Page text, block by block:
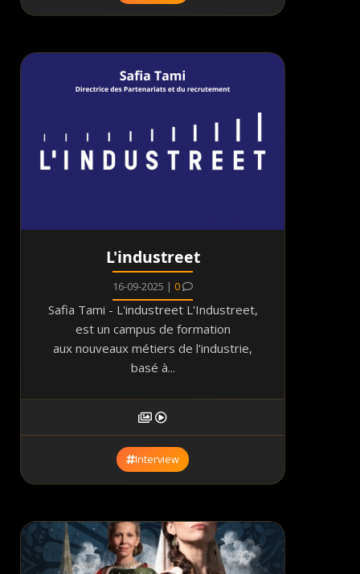
L'industreet
16-09-2025 | 0
Safia Tami - L'industreet L'Industreet,
est un campus de formation
aux nouveaux métiers de l'industrie,
basé à...
Interview